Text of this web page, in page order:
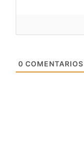
0 COMENTARIOS